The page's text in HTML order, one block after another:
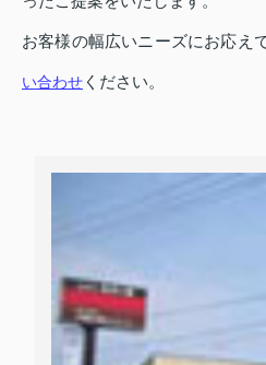
お客様の幅広いニーズにお応え
い合わせ ください。